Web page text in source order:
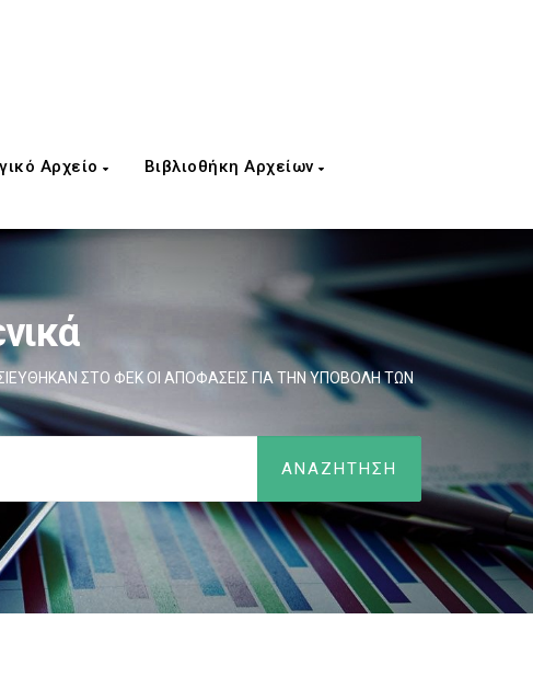
Αρχείο Βιβλιοθήκη Αρχείων
ΣΤΟ ΦΕΚ ΟΙ ΑΠΟΦΑΣΕΙΣ ΓΙΑ ΤΗΝ ΥΠΟΒΟΛΗ ΤΩΝ